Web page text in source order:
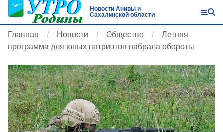
Новости Анивы и
Сахалинской области
Главная Новости Общество
Летняя
программа для юных патриотов набрала обороты